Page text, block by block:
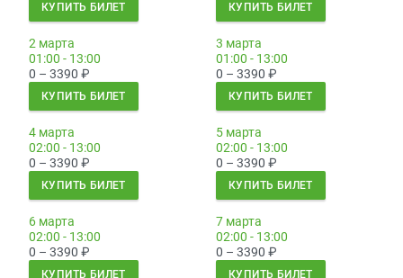
КУПИТЬ БИЛЕТ КУПИТЬ БИЛЕТ
2 марта
01:00 - 13:00
0 – 3390 ₽
КУПИТЬ БИЛЕТ
3 марта
01:00 - 13:00
0 – 3390 ₽
КУПИТЬ БИЛЕТ
4 марта
02:00 - 13:00
0 – 3390 ₽
КУПИТЬ БИЛЕТ
5 марта
02:00 - 13:00
0 – 3390 ₽
КУПИТЬ БИЛЕТ
6 марта
02:00 - 13:00
0 – 3390 ₽
КУПИТЬ БИЛЕТ
7 марта
02:00 - 13:00
0 – 3390 ₽
КУПИТЬ БИЛЕТ